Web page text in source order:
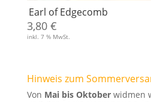
Earl of Edgecomb
3,80 €
inkl. 7 % MwSt.
Hinweis zum
Von Mai bis Oktoberwidmen